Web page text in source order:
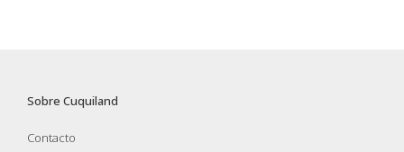
Sobre Cuquiland
Contacto